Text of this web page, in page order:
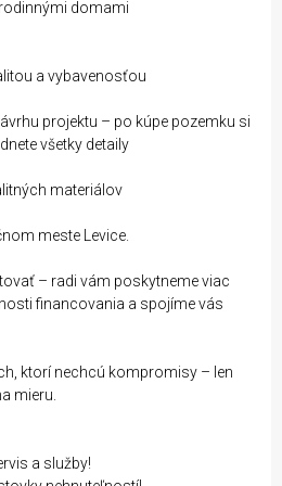
domami
a vybavenosťou
projektu – po kúpe pozemku si
všetky detaily
materiálov
meste Levice.
– radi vám poskytneme viac
financovania a spojíme vás
ktorí nechcú kompromisy – len
mieru.
a služby!